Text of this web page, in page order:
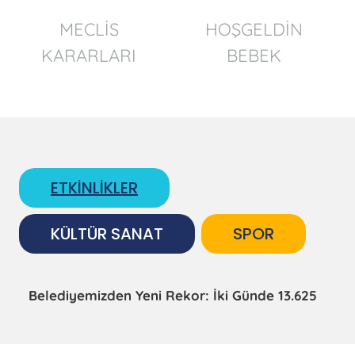
MECLİS
KARARLARI
HOŞGELDİN
BEBEK
ETKİNLİKLER
KÜLTÜR SANAT SPOR
Belediyemizden Yeni Rekor: İki Günde 13.625